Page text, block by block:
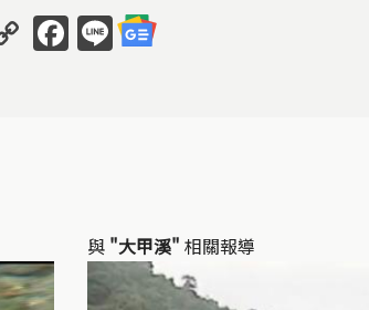
Copy
Link
Facebook
Line
與 "大甲溪" 相關報導